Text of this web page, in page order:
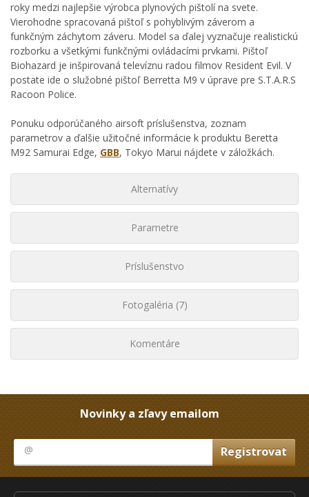
roky medzi najlepšie výrobca plynových pištolí na svete.
Vierohodne spracovaná pištoľ s pohyblivým záverom a
funkčným záchytom záveru. Model sa ďalej vyznačuje realistickú
rozborku a všetkými funkčnými ovládacími prvkami. Pištoľ
Biohazard je inšpirovaná televíznu radou filmov Resident Evil. V
postate ide o služobné pištoľ Berretta M9 v úprave pre S.T.A.R.S
Racoon Police.
Ponuku odporúčaného airsoft príslušenstva, zoznam
parametrov a ďalšie užitočné informácie k produktu Beretta
M92 Samurai Edge, GBB, Tokyo Marui nájdete v záložkách.
Alternatívy
Parametre
Príslušenstvo
Fotogaléria (7)
Komentáre
Novinky a zľavy emailom